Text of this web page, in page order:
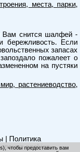
места, парки,
Вам снится шалфей -
бережливость. Если
запасах
пожалеет о
на пустяки
растениеводство,
Политика
cookies
чтобы предоставить вам